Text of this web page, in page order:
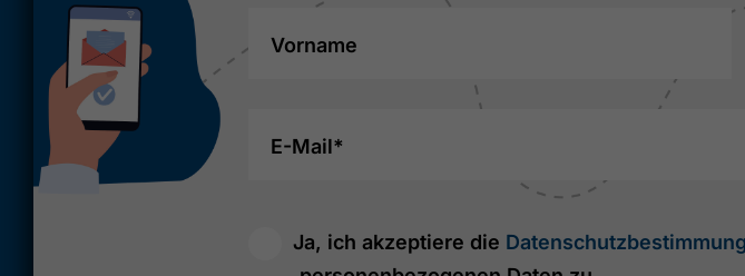
Vorname
E-Mail*
Ja, ich akzeptiere die